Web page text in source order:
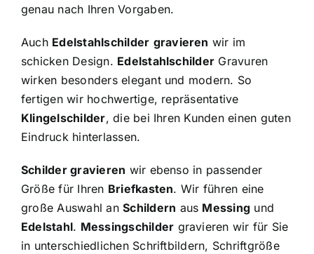
genau nach Ihren Vorgaben.
Auch Edelstahlschilder gravieren wir im
schicken Design. Edelstahlschilder Gravuren
wirken besonders elegant und modern. So
fertigen wir hochwertige, repräsentative
Klingelschilder, die bei Ihren Kunden einen guten
Eindruck hinterlassen.
Schilder gravieren wir ebenso in passender
Größe für Ihren Briefkasten. Wir führen eine
große Auswahl anSchildern aus Messing und
Edelstahl. Messingschilder gravieren wir für Sie
in unterschiedlichen Schriftbildern, Schriftgröße